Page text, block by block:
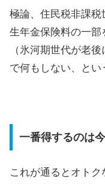
極論、住民税非課
生年金保険料の一部
（氷河期世代が老
で何もしない、とい
一番得するのは
これが通るとオト